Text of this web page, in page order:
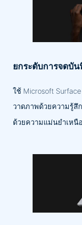
ยกระดับการจดบัน
ใช้ Microsoft Surface
วาดภาพด้วยความรู้สึ
ด้วยความแม่นยำเหนื